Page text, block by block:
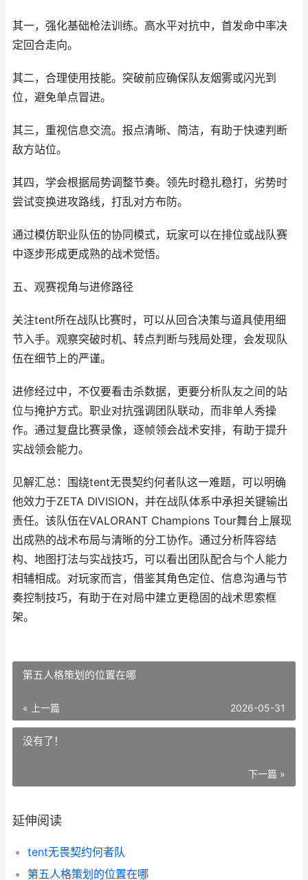
其一，强化基础枪法训练。高水平对抗中，首发命中率决
定回合走向。
其二，合理使用技能。突破前应确保队友烟雾或闪光到
位，避免单点冒进。
其三，重视信息交流。报点清晰、简洁，有助于快速判断
敌方站位。
其四，学会根据局势调整节奏。领先时稳扎稳打，劣势时
尝试变换进攻路线，打乱对方布防。
通过模仿职业队伍的协同模式，玩家可以在排位或战队赛
中逐步形成更成熟的战术觉悟。
五、观赛视角与进修路径
关注tent所在战队比赛时，可以从回合决策与道具使用细
节入手。观察突破时机、转点判断与残局处理，会发现队
伍在细节上的严谨。
进修经过中，不仅要看击杀数据，更要分析队友之间的站
位与掩护方式。职业对抗强调团队联动，而非单人秀操
作。通过复盘比赛录像，逐帧领会战术安排，有助于提升
实战领会能力。
见解汇总：围绕tent无畏契约何者队这一难题，可以明确
他效力于ZETA DIVISION，并在战队体系中承担关键输出
责任。该队伍在VALORANT Champions Tour舞台上展现
出成熟的战术布局与清晰的分工协作。通过分析阵容结
构、地图打法与实战技巧，可以看出团队配合与个人能力
相辅相成。对玩家而言，借鉴其角色定位、信息沟通与节
奏控制技巧，有助于在对局中建立更稳固的战术思索框
架。
第五人格策划的位置在哪
« 上一篇 2026-05-31
没有了！
下一篇 »
延伸阅读
tent无畏契约何者队
第五人格策划的位置在哪